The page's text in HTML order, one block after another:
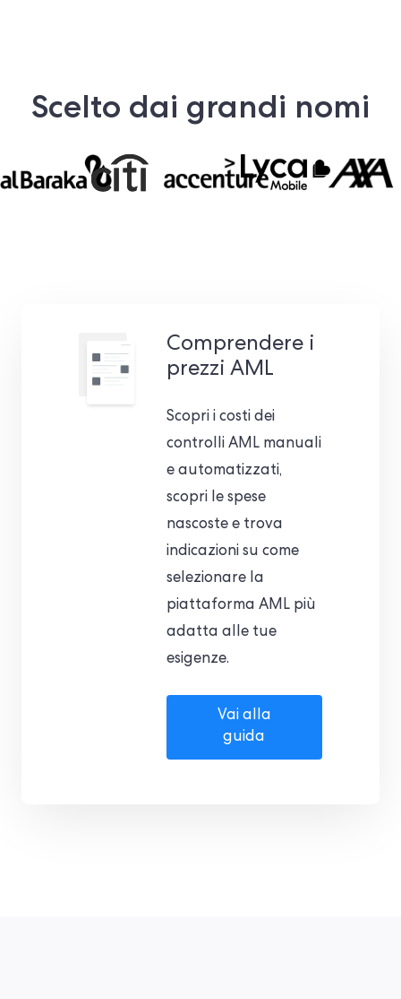
Scelto dai grandi nomi
Comprendere i
prezzi AML
Scopri i costi dei
controlli AML manuali
e automatizzati,
scopri le spese
nascoste e trova
indicazioni su come
selezionare la
piattaforma AML più
adatta alle tue
esigenze.
Vai alla
guida